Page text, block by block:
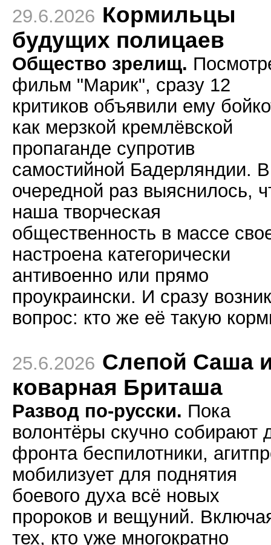
29.6.2026 Кормильцы
будущих полицаев
Общество зрелищ.
фильм "Марик", сразу 12
критиков объявили ему
как мерзкой кремлёвской
пропаганде супротив
самостийной Бадерляндии. В
очередной раз выяснилось,
наша творческая
общественность в массе
настроена категорически
антивоенно или прямо
проукраински. И сразу возник
вопрос: кто же её такую
25.6.2026 Слепой Саша
коварная Бриташа
Развод по-русски. Пока
волонтёры скучно собирают
фронта беспилотники,
мобилизует для поднятия
боевого духа всё новых
пророков и вещуний.
тех, кто уже многократно